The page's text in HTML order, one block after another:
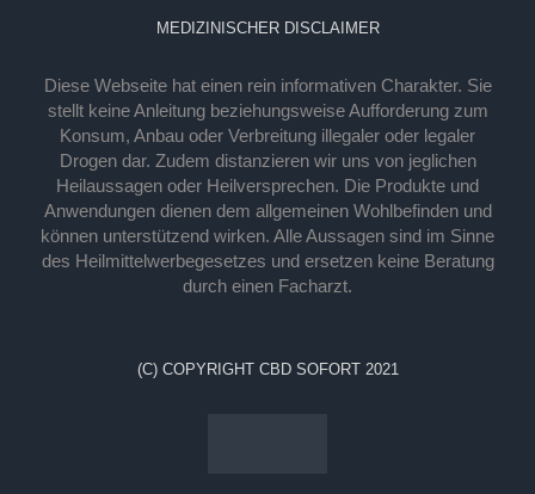
MEDIZINISCHER DISCLAIMER
Diese Webseite hat einen rein informativen Charakter. Sie
stellt keine Anleitung beziehungsweise Aufforderung zum
Konsum, Anbau oder Verbreitung illegaler oder legaler
Drogen dar. Zudem distanzieren wir uns von jeglichen
Heilaussagen oder Heilversprechen. Die Produkte und
Anwendungen dienen dem allgemeinen Wohlbefinden und
können unterstützend wirken. Alle Aussagen sind im Sinne
des Heilmittelwerbegesetzes und ersetzen keine Beratung
durch einen Facharzt.
(C) COPYRIGHT CBD SOFORT 2021